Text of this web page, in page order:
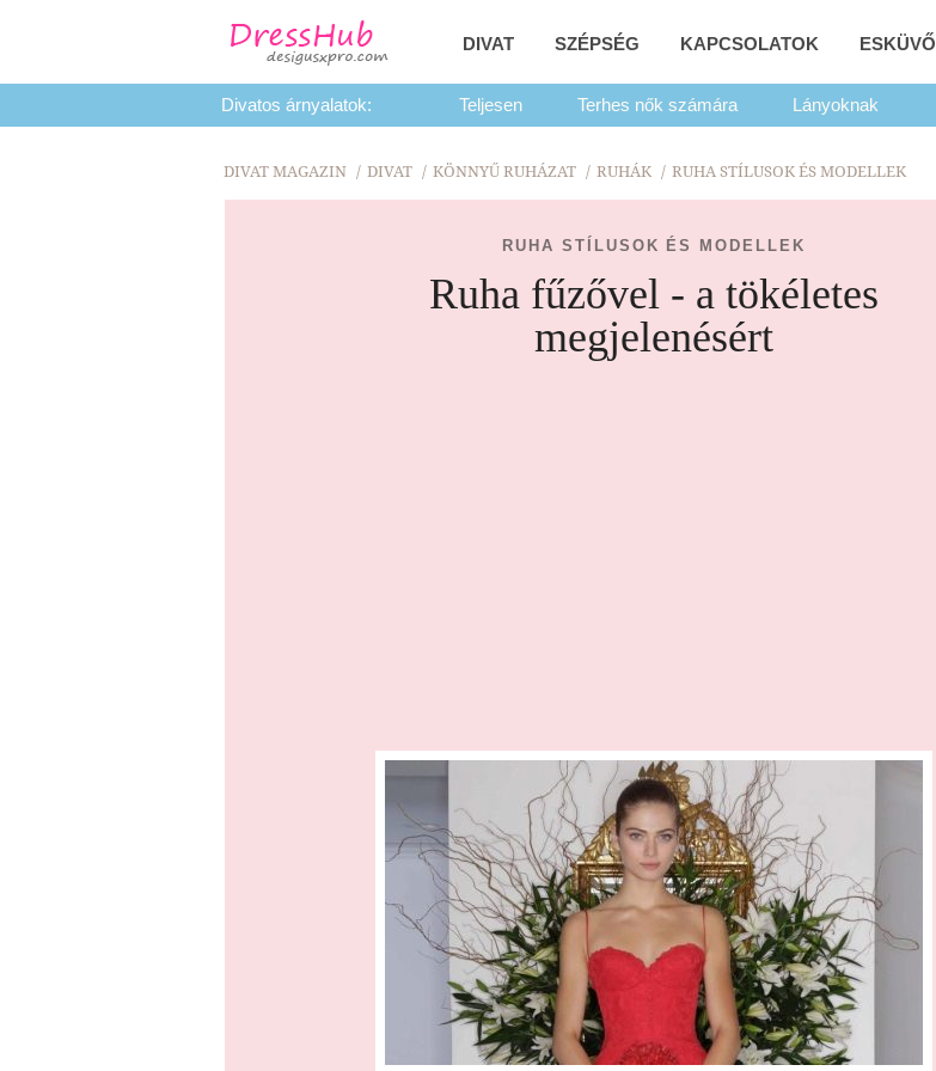
DIVAT SZÉPSÉG KAPCSOLATOK ESKÜVŐ
Divatos árnyalatok: Teljesen Terhes nők számára Lányoknak
DIVAT MAGAZIN DIVAT KÖNNYŰ RUHÁZAT RUHÁK RUHA STÍLUSOK ÉS MODELLEK
RUHA STÍLUSOK ÉS MODELLEK
Ruha fűzővel - a tökéletes
megjelenésért